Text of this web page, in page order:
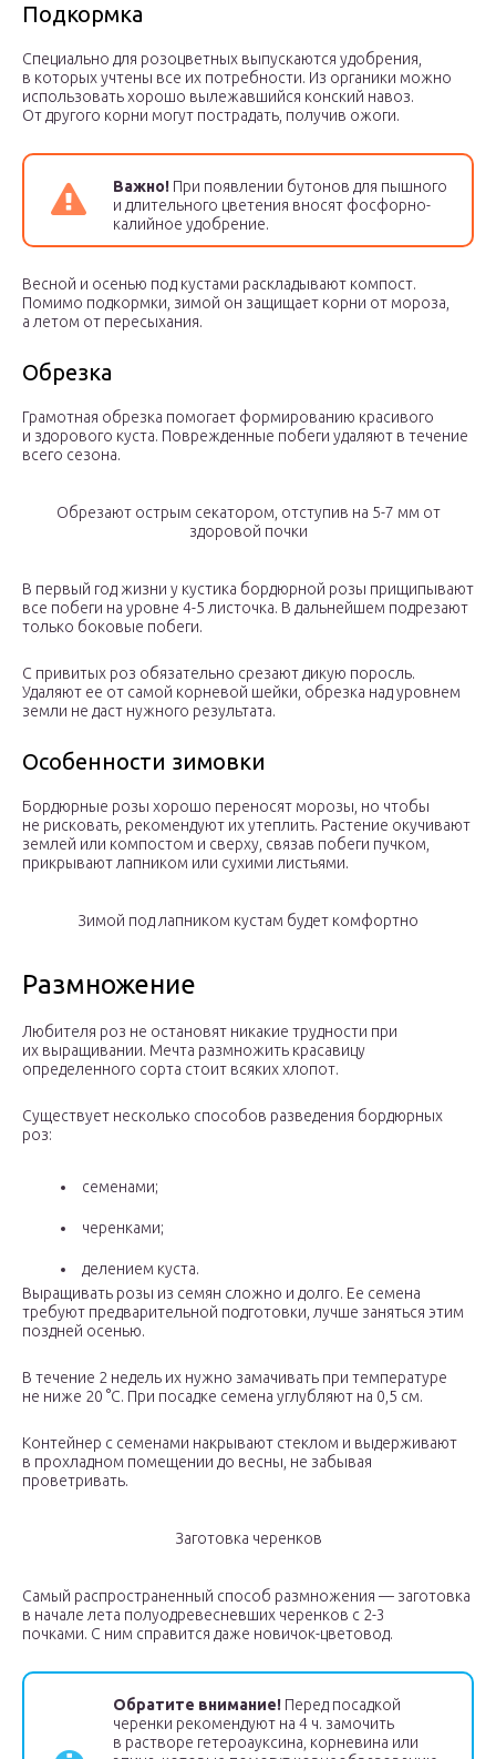
Подкормка
Специально для розоцветных выпускаются удобрения,
в которых учтены все их потребности. Из органики можно
использовать хорошо вылежавшийся конский навоз.
От другого корни могут пострадать, получив ожоги.
Важно! При появлении бутонов для пышного
и длительного цветения вносят фосфорно-
калийное удобрение.
Весной и осенью под кустами раскладывают компост.
Помимо подкормки, зимой он защищает корни от мороза,
а летом от пересыхания.
Обрезка
Грамотная обрезка помогает формированию красивого
и здорового куста. Поврежденные побеги удаляют в течение
всего сезона.
Обрезают острым секатором, отступив на 5-7 мм от
здоровой почки
В первый год жизни у кустика бордюрной розы прищипывают
все побеги на уровне 4-5 листочка. В дальнейшем подрезают
только боковые побеги.
С привитых роз обязательно срезают дикую поросль.
Удаляют ее от самой корневой шейки, обрезка над уровнем
земли не даст нужного результата.
Особенности зимовки
Бордюрные розы хорошо переносят морозы, но чтобы
не рисковать, рекомендуют их утеплить. Растение окучивают
землей или компостом и сверху, связав побеги пучком,
прикрывают лапником или сухими листьями.
Зимой под лапником кустам будет комфортно
Размножение
Любителя роз не остановят никакие трудности при
их выращивании. Мечта размножить красавицу
определенного сорта стоит всяких хлопот.
Существует несколько способов разведения бордюрных
роз:
семенами;
черенками;
делением куста.
Выращивать розы из семян сложно и долго. Ее семена
требуют предварительной подготовки, лучше заняться этим
поздней осенью.
В течение 2 недель их нужно замачивать при температуре
не ниже 20 °С. При посадке семена углубляют на 0,5 см.
Контейнер с семенами накрывают стеклом и выдерживают
в прохладном помещении до весны, не забывая
проветривать.
Заготовка черенков
Самый распространенный способ размножения — заготовка
в начале лета полуодревесневших черенков с 2-3
почками. С ним справится даже новичок-цветовод.
Обратите внимание! Перед посадкой
черенки рекомендуют на 4 ч. замочить
в растворе гетероауксина, корневина или